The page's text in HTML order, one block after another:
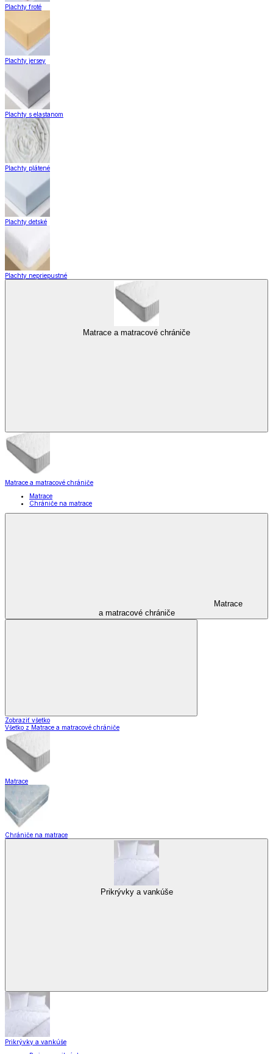
Plachty froté
Plachty jersey
Plachty s elastanom
Plachty plátené
Plachty detské
Plachty nepriepustné
Matrace a matracové chrániče
Matrace a matracové chrániče
Matrace
Chrániče na matrace
Matrace
a matracové chrániče
Zobraziť všetko
Všetko z Matrace a matracové chrániče
Matrace
Chrániče na matrace
Prikrývky a vankúše
Prikrývky a vankúše